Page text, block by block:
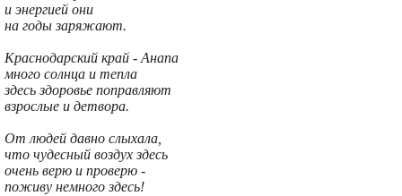
и энергией они
на годы заряжают.
Краснодарский край - Анапа
много солнца и тепла
здесь здоровье поправляют
взрослые и детвора.
От людей давно слыхала,
что чудесный воздух здесь
очень верю и проверю -
поживу немного здесь!